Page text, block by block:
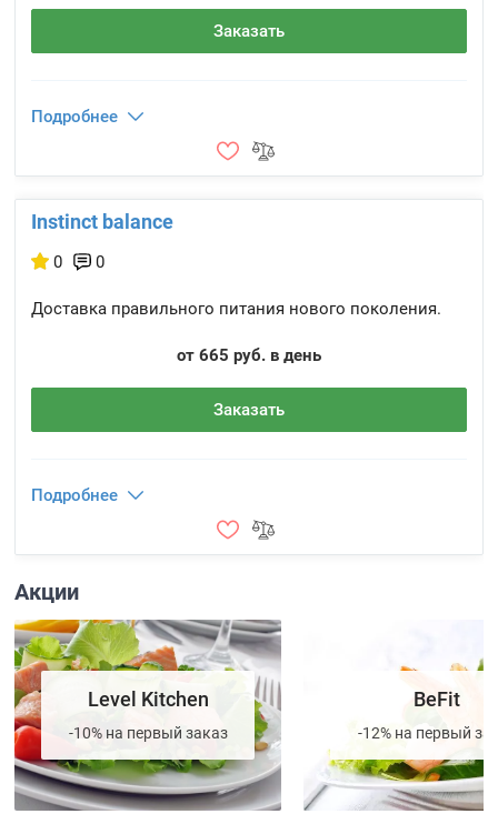
Заказать
Подробнее
Instinct balance
0 0
Доставка правильного питания нового поколения.
от 665 руб. в день
Заказать
Подробнее
Акции
Level Kitchen
-10% на первый заказ
BeFit
-12% на первый